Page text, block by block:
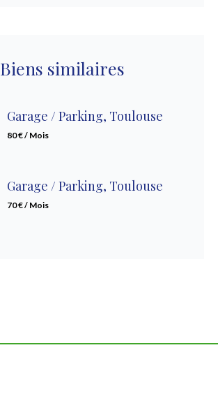
Biens similaires
Garage / Parking, Toulouse
80 € / Mois
Garage / Parking, Toulouse
70 € / Mois